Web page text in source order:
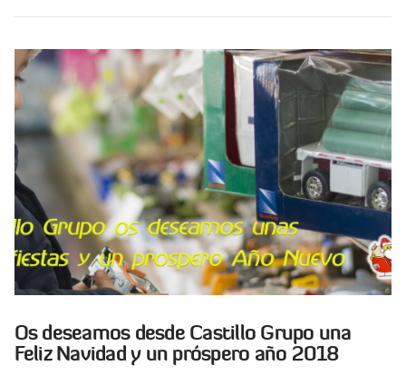
VIEW POST
Os deseamos desde Castillo Grupo una
Feliz Navidad y un próspero año 2018